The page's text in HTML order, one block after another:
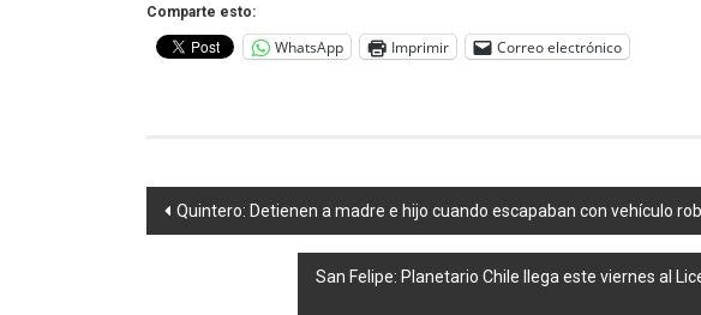
Comparte esto:
WhatsApp Imprimir Correo electrónico
Navegación
Quintero: Detienen a madre e hijo cuando escapaban con vehículo
San Felipe: Planetario Chile llega este viernes al